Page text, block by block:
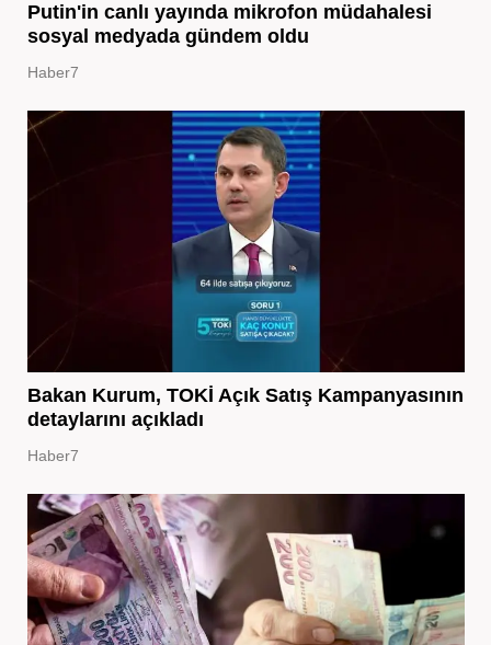
Putin'in canlı yayında mikrofon müdahalesi
sosyal medyada gündem oldu
Haber7
Bakan Kurum, TOKİ Açık Satış Kampanyasının
detaylarını açıkladı
Haber7